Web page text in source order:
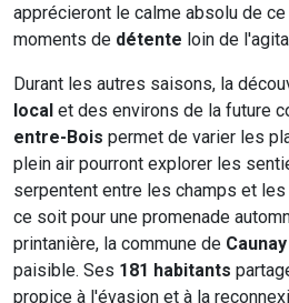
apprécieront le calme absolu de
moments de détente loin de
Durant les autres saisons, la
local et des environs de la future
entre-Bois permet de varier les
plein air pourront explorer les
serpentent entre les champs et
ce soit pour une promenade
printanière, la commune de Caunay
paisible. Ses 181 habitants
propice à l'évasion et à la